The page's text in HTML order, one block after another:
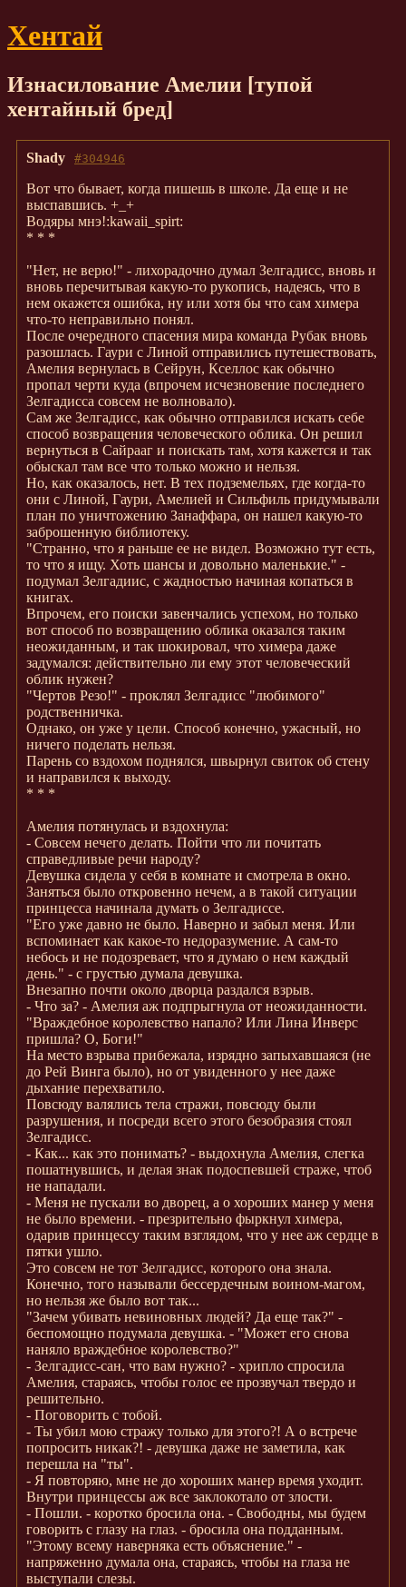
Хентай
Изнасилование Амелии [тупой
хентайный бред]
#304946
Shady
Вот что бывает, когда пишешь в школе. Да еще и не
выспавшись. +_+
Водяры мнэ!:kawaii_spirt:
* * *
"Нет, не верю!" - лихорадочно думал Зелгадисс, вновь и
вновь перечитывая какую-то рукопись, надеясь, что в
нем окажется ошибка, ну или хотя бы что сам химера
что-то неправильно понял.
После очередного спасения мира команда Рубак вновь
разошлась. Гаури с Линой отправились путешествовать,
Амелия вернулась в Сейрун, Кселлос как обычно
пропал черти куда (впрочем исчезновение последнего
Зелгадисса совсем не волновало).
Сам же Зелгадисс, как обычно отправился искать себе
способ возвращения человеческого облика. Он решил
вернуться в Сайрааг и поискать там, хотя кажется и так
обыскал там все что только можно и нельзя.
Но, как оказалось, нет. В тех подземельях, где когда-то
они с Линой, Гаури, Амелией и Сильфиль придумывали
план по уничтожению Занаффара, он нашел какую-то
заброшенную библиотеку.
"Странно, что я раньше ее не видел. Возможно тут есть,
то что я ищу. Хоть шансы и довольно маленькие." -
подумал Зелгадиис, с жадностью начиная копаться в
книгах.
Впрочем, его поиски завенчались успехом, но только
вот способ по возвращению облика оказался таким
неожиданным, и так шокировал, что химера даже
задумался: действительно ли ему этот человеческий
облик нужен?
"Чертов Резо!" - проклял Зелгадисс "любимого"
родственничка.
Однако, он уже у цели. Способ конечно, ужасный, но
ничего поделать нельзя.
Парень со вздохом поднялся, швырнул свиток об стену
и направился к выходу.
* * *
Амелия потянулась и вздохнула:
- Совсем нечего делать. Пойти что ли почитать
справедливые речи народу?
Девушка сидела у себя в комнате и смотрела в окно.
Заняться было откровенно нечем, а в такой ситуации
принцесса начинала думать о Зелгадиссе.
"Его уже давно не было. Наверно и забыл меня. Или
вспоминает как какое-то недоразумение. А сам-то
небось и не подозревает, что я думаю о нем каждый
день." - с грустью думала девушка.
Внезапно почти около дворца раздался взрыв.
- Что за? - Амелия аж подпрыгнула от неожиданности.
"Враждебное королевство напало? Или Лина Инверс
пришла? О, Боги!"
На место взрыва прибежала, изрядно запыхавшаяся (не
до Рей Винга было), но от увиденного у нее даже
дыхание перехватило.
Повсюду валялись тела стражи, повсюду были
разрушения, и посреди всего этого безобразия стоял
Зелгадисс.
- Как... как это понимать? - выдохнула Амелия, слегка
пошатнувшись, и делая знак подоспевшей страже, чтоб
не нападали.
- Меня не пускали во дворец, а о хороших манер у меня
не было времени. - презрительно фыркнул химера,
одарив принцессу таким взглядом, что у нее аж сердце в
пятки ушло.
Это совсем не тот Зелгадисс, которого она знала.
Конечно, того называли бессердечным воином-магом,
но нельзя же было вот так...
"Зачем убивать невиновных людей? Да еще так?" -
беспомощно подумала девушка. - "Может его снова
наняло враждебное королевство?"
- Зелгадисс-сан, что вам нужно? - хрипло спросила
Амелия, стараясь, чтобы голос ее прозвучал твердо и
решительно.
- Поговорить с тобой.
- Ты убил мою стражу только для этого?! А о встрече
попросить никак?! - девушка даже не заметила, как
перешла на "ты".
- Я повторяю, мне не до хороших манер время уходит.
Внутри принцессы аж все заклокотало от злости.
- Пошли. - коротко бросила она. - Свободны, мы будем
говорить с глазу на глаз. - бросила она подданным.
"Этому всему наверняка есть объяснение." -
напряженно думала она, стараясь, чтобы на глаза не
выступали слезы.